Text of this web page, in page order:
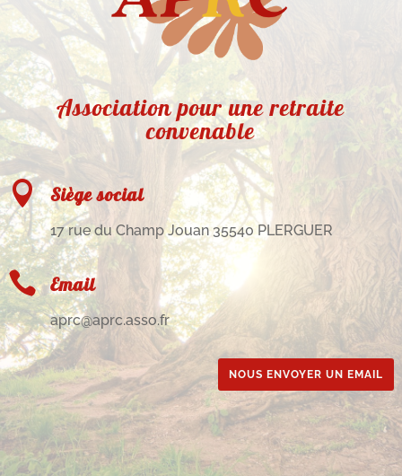
Association pour une retraite
convenable
 Siège social
17 rue du Champ Jouan 35540 PLERGUER
 Email
aprc@aprc.asso.fr
NOUS ENVOYER UN EMAIL